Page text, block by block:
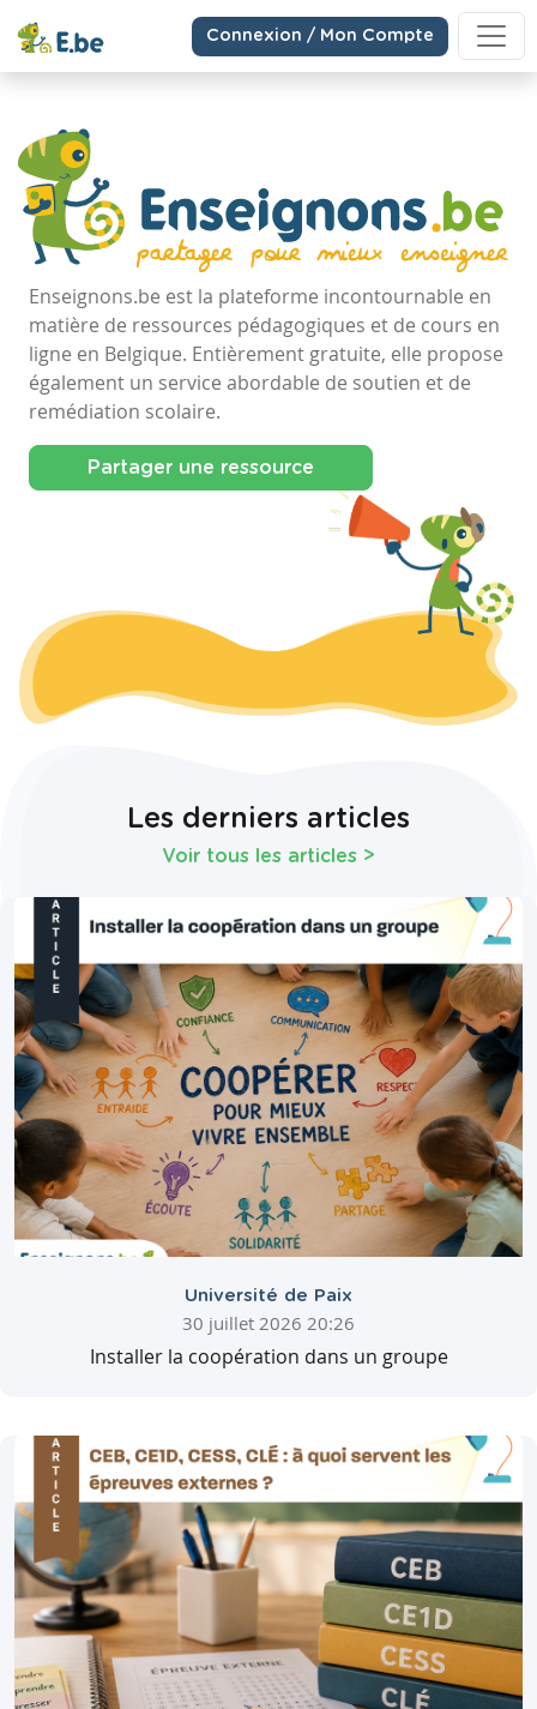
Connexion / Mon Compte
Enseignons.be est la plateforme incontournable en
matière de ressources pédagogiques et de cours en
ligne en Belgique. Entièrement gratuite, elle propose
également un service abordable de soutien et de
remédiation scolaire.
Partager une ressource
Les derniers articles
Voir tous les articles >
Université de Paix
30 juillet 2026 20:26
Installer la coopération dans un groupe